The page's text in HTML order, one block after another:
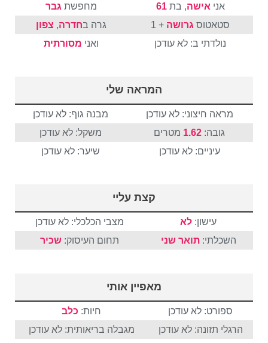
אני אישה, בת61 מחפשת גבר
סטאטוס גרושה + 1 גרה בחדרה, צפון
נולדתי ב: לא עודכן
ואני מסורתית
המראה שלי
מראה חיצוני: לא עודכן
מבנה גוף: לא עודכן
גובה: 1.62 מטרים
משקל: לא עודכן
עיניים: לא עודכן
שיער: לא עודכן
קצת עליי
עישון: לא
מצבי הכלכלי: לא עודכן
השכלתי:תואר שני תחום העיסוק:שכיר
מאפיין אותי
ספורט: לא עודכן חיות: כלב
הרגלי תזונה: לא עודכן
מגבלה בריאותית: לא עודכן